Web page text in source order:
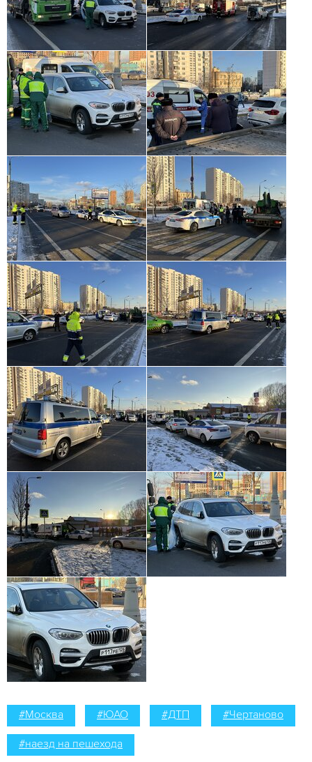
#Москва #ЮАО #ДТП #Чертаново
#наезд на пешехода